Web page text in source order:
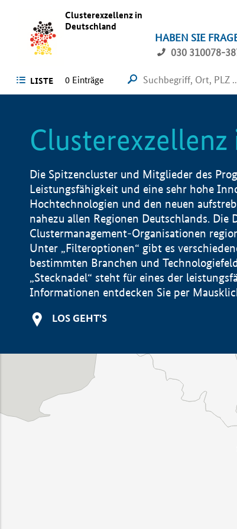
Clusterexzellenz in
Deutschland
HABEN SIE
030 310078-
LISTE 0 Einträge
Die Spitzencluster und Mitglieder des
Leistungsfähigkeit und eine sehr hohe
Hochtechnologien und den neuen
nahezu allen Regionen Deutschlands.
Clustermanagement-Organisationen
Unter „Filteroptionen“ gibt es
bestimmten Branchen und
„Stecknadel“ steht für eines der
Informationen entdecken Sie per
LOS GEHT'S